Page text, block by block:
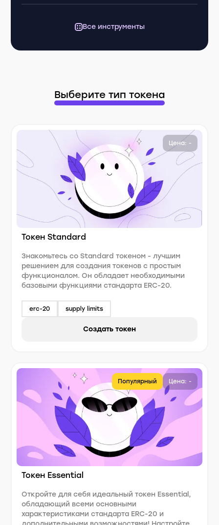
Все инструменты
Выберите тип токена
Цена: -
Токен Standard
Знакомьтесь со Standard токеном - лучшим
решением для создания токенов с простым
функционалом. Он обладает необходимыми
базовыми функциями стандарта ERC-20.
erc-20 supply limits
Создать токен
Популярный Цена: -
Токен Essential
Откройте для себя идеальный токен Essential,
обладающий всеми основными
характеристиками стандарта ERC-20 и